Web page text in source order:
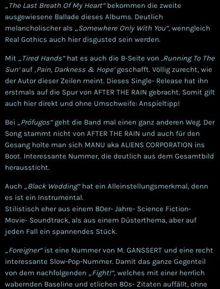
„The Last Breath Of My Heart“bekommen die zweite
ausgewiesene Ballade dieses Albums. Deutlich
melancholischer als „Somewhere Only With You“, wenngleich
Real Gothics auch hier disgusted sein werden.
Mit „Tired Hands“hat es auch die B-Seite von ‚Running To The
Sun‘auf ‚Pain, Darkness & Hope‘geschafft. Völlig zurecht, wie
der Autor dieser Zeilen meint. Dieses Single- Release hat ihn
erstmals auf die Spur von AFTER THE RAIN gebracht. Somit gilt
auch hier direkt und ohne Umschweife: Anspieltipp!
Bei „Prófugos“geht die Band mal einen ganz anderen Weg. Der
Song stammt nicht von AFTER THE RAIN und auch für den
Gesang holte man sich MANU aka ALIENS CORPORATION ins
Boot. Interessante Nummer, die deutlich aus dem Gesamtbild
heraussticht.
Auch „Black Wedding“hat ein Alleinstellungsmerkmal, denn
es ist ein Instrumental.
Stilistisch eher aus einem 80er- Jahre- Science Fiction-
Movie- Soundtrack, als aus einem Düsterthema, aber auf
jeden Fall ein spannendes Stück.
„Foreigner“ist eine Nummer von M. GANSSERT und eine recht
interessante Slow-Pop-Nummer. Damit das ganze Gegenteil
von dem nachfolgenden „Fight!“, welches mit einer herrlich
wabernden Baseline und etlichen 80s- Zitaten auffällt, ohne